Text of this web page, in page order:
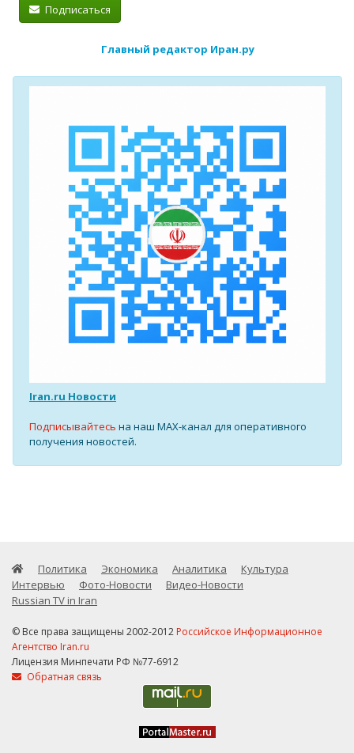
Подписаться
Главный редактор Иран.ру
Iran.ru Новости
Подписывайтесь на наш MAX-канал для оперативного
получения новостей.
Политика Экономика Аналитика
Культура
Интервью
Фото-Новости
Видео-Новости
Russian TV in Iran
© Все права защищены 2002-2012 Российское Информационное
Агентство Iran.ru
Лицензия Минпечати РФ №77-6912
Обратная связь